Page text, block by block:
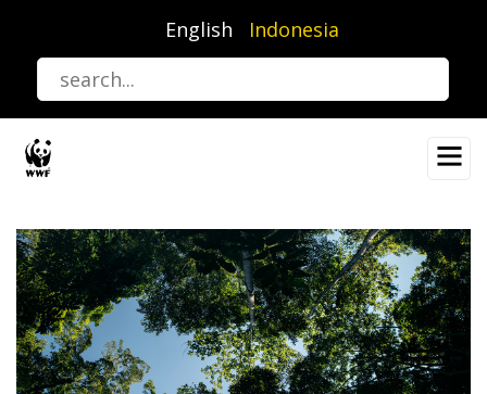
utama
English Indonesia